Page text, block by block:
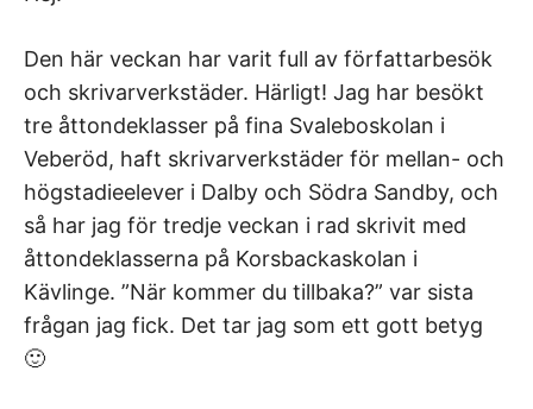
Den här veckan har varit full av författarbesök
och skrivarverkstäder. Härligt! Jag har besökt
tre åttondeklasser på fina Svaleboskolan i
Veberöd, haft skrivarverkstäder för mellan- och
högstadieelever i Dalby och Södra Sandby, och
så har jag för tredje veckan i rad skrivit med
åttondeklasserna på Korsbackaskolan i
Kävlinge. ”När kommer du tillbaka?” var sista
frågan jag fick. Det tar jag som ett gott betyg
🙂